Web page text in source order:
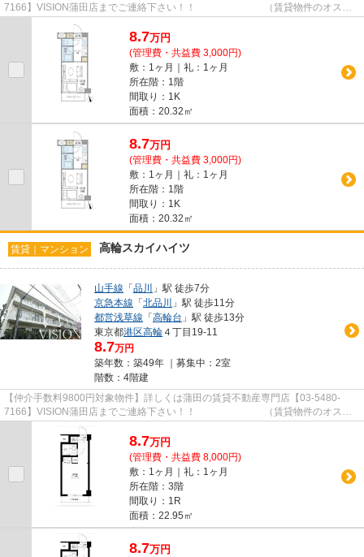
7166】VISION蒲田店までご連絡下さい！！ （賃貸物件のオスス
メポイント）駅徒歩5分以内 オート...
8.7万円
(管理費・共益費 3,000円)
敷：1ヶ月｜礼：1ヶ月
所在階：1階
間取り：1K
面積：20.32㎡
8.7万円
(管理費・共益費 3,000円)
敷：1ヶ月｜礼：1ヶ月
所在階：1階
間取り：1K
面積：20.32㎡
賃貸｜マンション 高輪スカイハイツ
山手線 「品川
」駅 徒歩7分
京急本線 「北品川
」駅 徒歩11分
都営浅草線 「高輪台 」駅 徒歩13分
東京都港区高輪４丁目19-11
8.7万円
築年数：築49年 ｜募集中： 2室
階数：4階建
【仲介手数料9800円対象物件】詳しくは蒲田の賃貸不動産専門店【03-5480-
7166】VISION蒲田店までご連絡下さい！！ （賃貸物件のオスス
メポイント）脱衣所 2沿線利用可 3...
8.7万円
(管理費・共益費 8,000円)
敷：1ヶ月｜礼：1ヶ月
所在階：3階
間取り：1R
面積：22.95㎡
8.7万円